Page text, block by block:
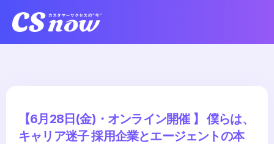
【6月28日(金)・オンライン開催 】 僕らは、
キャリア迷子 採用企業とエージェントの本